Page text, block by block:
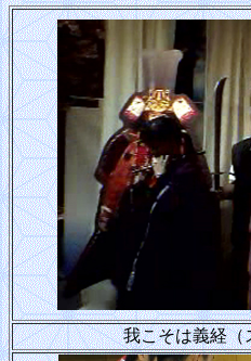
我こそは義経（